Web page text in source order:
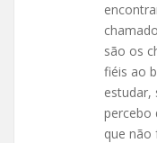
são os
fiéis ao
estudar,
percebo
que não